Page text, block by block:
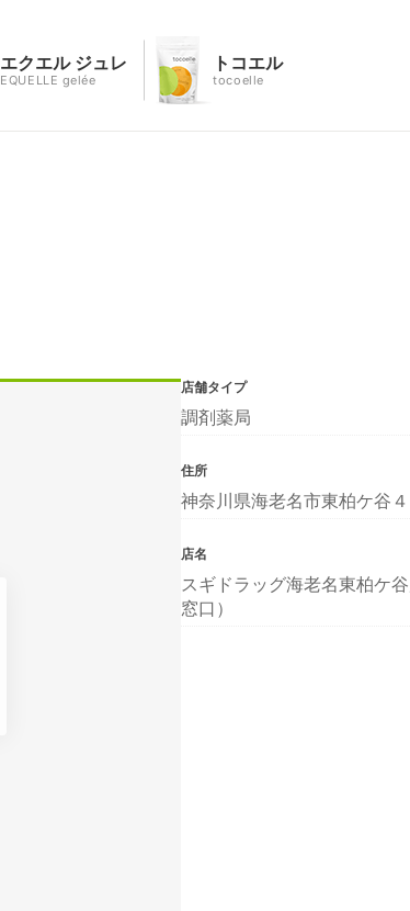
エクエル ジュレ
EQUELLE gelée
トコエル
tocoelle
店舗タイプ
調剤薬局
住所
神奈川県海老名市東柏ケ谷
店名
スギドラッグ海老名東柏ケ
窓口）